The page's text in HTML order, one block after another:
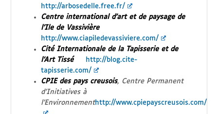
http://arbosedelle.free.fr/
Centre international d’art et de paysage de
l’Ile de Vassivière
http://www.ciapiledevassiviere.com/
Cité Internationale de la Tapisserie et de
l’Art Tissé
http://blog.cite-
tapisserie.com/
CPIE des pays creusois, Centre Permanent
d’Initiatives à
l’Environnementhttp://www.cpiepayscreusois.com/